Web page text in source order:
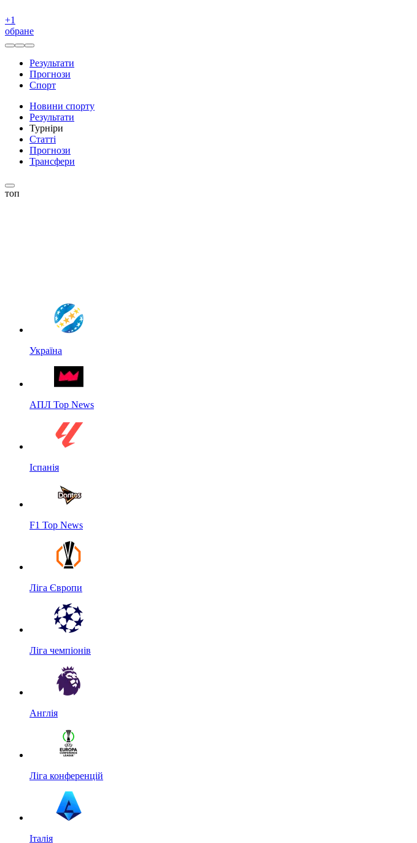
+1
обране
Результати
Прогнози
Спорт
Новини спорту
Результати
Турніри
Статті
Прогнози
Трансфери
топ
Україна
АПЛ Top News
Іспанія
F1 Top News
Ліга Європи
Ліга чемпіонів
Англія
Ліга конференцій
Італія